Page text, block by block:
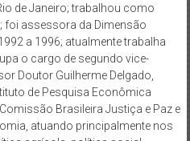
de Janeiro; trabalhou como
foi assessora da Dimensão
a 1996; atualmente trabalha
o cargo de segundo vice-
Doutor Guilherme Delgado,
de Pesquisa Econômica
Brasileira Justiça e Paz e
atuando principalmente nos